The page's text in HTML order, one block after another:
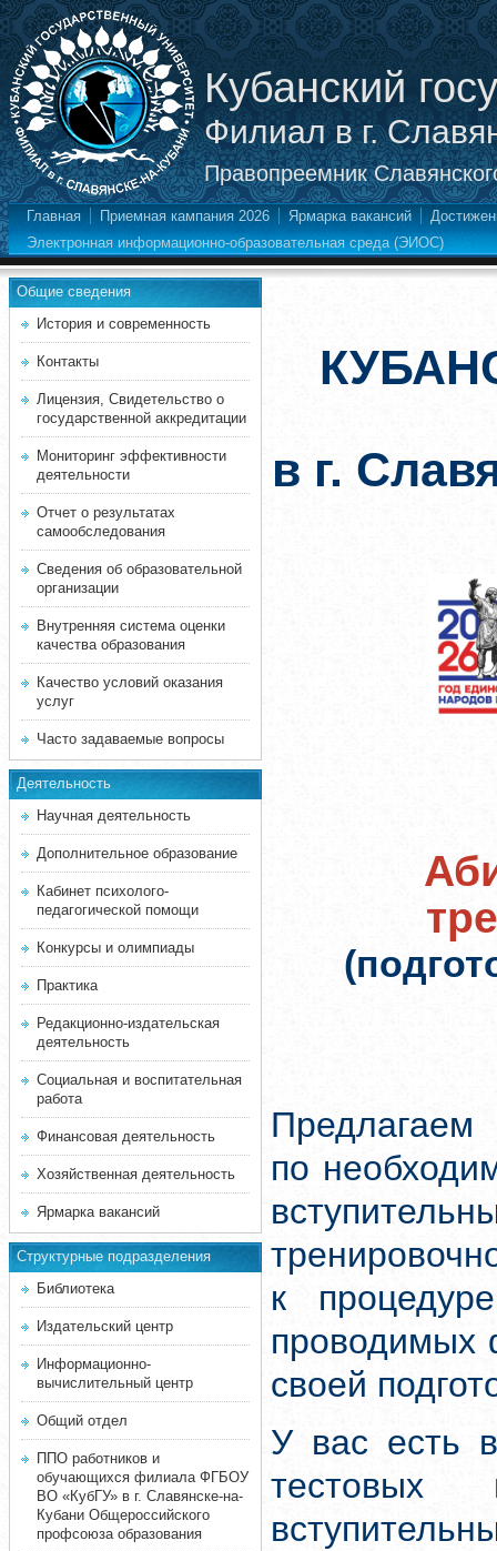
Кубанский
Филиал в г.
Правопреемник
Главная Приемная кампания 2026 Ярмарка вакансий
Электронная информационно-образовательная среда (ЭИОС)
Общие сведения
История и современность
Контакты
Лицензия, Свидетельство о
государственной аккредитации
Мониторинг эффективности
деятельности
Отчет о результатах
самообследования
Сведения об образовательной
организации
Внутренняя система оценки
качества образования
Качество условий оказания
услуг
Часто задаваемые вопросы
Деятельность
Научная деятельность
Дополнительное образование
Кабинет психолого-
педагогической помощи
Конкурсы и олимпиады
Практика
Редакционно-издательская
деятельность
Социальная и воспитательная
работа
Финансовая деятельность
Хозяйственная деятельность
Ярмарка вакансий
Структурные подразделения
Библиотека
Издательский центр
Информационно-
вычислительный центр
Общий отдел
ППО работников и
обучающихся филиала ФГБОУ
ВО «КубГУ» в г. Славянске-на-
Кубани Общероссийского
профсоюза образования
в г.
Предлагаем
по
к
проводимых
своей
У вас есть
тестовых